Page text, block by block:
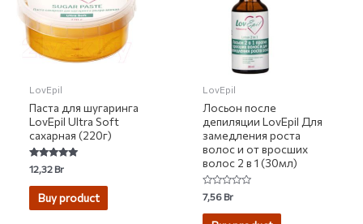
LovEpil
Паста для шугаринга
LovEpil Ultra Soft
сахарная (220г)
Rated
5.00
out of 5
12,32Br
Buy product
LovEpil
Лосьон после
депиляции LovEpil Для
замедления роста
волос и от вросших
волос 2 в 1 (30мл)
Rated
0
out
7,56Br